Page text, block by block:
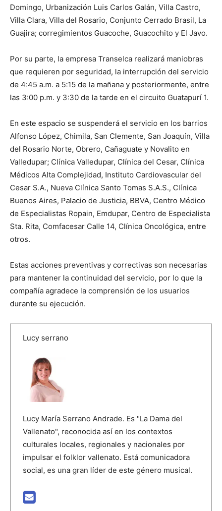
Domingo, Urbanización Luis Carlos Galán, Villa Castro,
Villa Clara, Villa del Rosario, Conjunto Cerrado Brasil, La
Guajira; corregimientos Guacoche, Guacochito y El Javo.
Por su parte, la empresa Transelca realizará maniobras
que requieren por seguridad, la interrupción del servicio
de 4:45 a.m. a 5:15 de la mañana y posteriormente, entre
las 3:00 p.m. y 3:30 de la tarde en el circuito Guatapurí 1.
En este espacio se suspenderá el servicio en los barrios
Alfonso López, Chimila, San Clemente, San Joaquín, Villa
del Rosario Norte, Obrero, Cañaguate y Novalito en
Valledupar; Clínica Valledupar, Clínica del Cesar, Clínica
Médicos Alta Complejidad, Instituto Cardiovascular del
Cesar S.A., Nueva Clínica Santo Tomas S.A.S., Clínica
Buenos Aires, Palacio de Justicia, BBVA, Centro Médico
de Especialistas Ropain, Emdupar, Centro de Especialista
Sta. Rita, Comfacesar Calle 14, Clínica Oncológica, entre
otros.
Estas acciones preventivas y correctivas son necesarias
para mantener la continuidad del servicio, por lo que la
compañía agradece la comprensión de los usuarios
durante su ejecución.
Lucy serrano
Lucy María Serrano Andrade. Es "La Dama del
Vallenato", reconocida así en los contextos
culturales locales, regionales y nacionales por
impulsar el folklor vallenato. Está comunicadora
social, es una gran líder de este género musical.